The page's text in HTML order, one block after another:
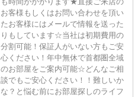
お客様もしくはお問い合わせを頂い
たお客様にはメールで情報を送った
りもしています☆当社は初期費用の
分割可能！保証人がいない方もご安
心ください！年中無休で首都圏全域
のお部屋をご案内可能☆どんなご相
談でもご安心ください！！難しいか
な？と悩む前にお部屋探しのライフ